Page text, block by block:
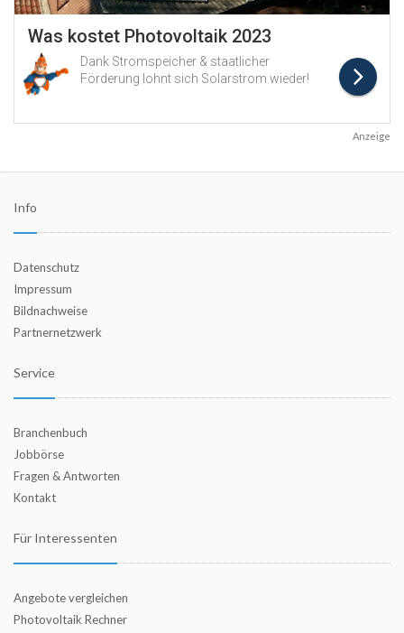
Anzeige
Info
Datenschutz
Impressum
Bildnachweise
Partnernetzwerk
Service
Branchenbuch
Jobbörse
Fragen & Antworten
Kontakt
Für Interessenten
Angebote vergleichen
Photovoltaik Rechner